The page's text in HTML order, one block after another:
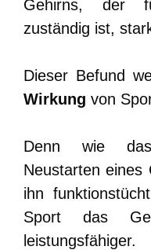
Gehirns, der
zuständig ist,
Dieser Befund
Wirkung von
Denn wie
Neustarten eines
ihn
Sport das
leistungsfähiger.